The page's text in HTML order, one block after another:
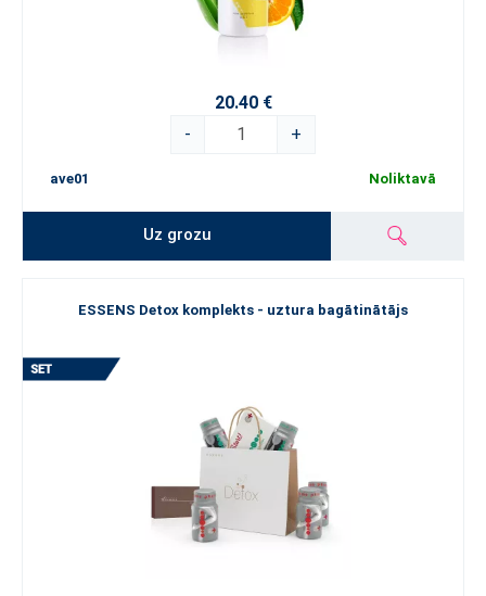
20.40 €
-
+
ave01 Noliktavā
Uz grozu
ESSENS Detox komplekts - uztura bagātinātājs